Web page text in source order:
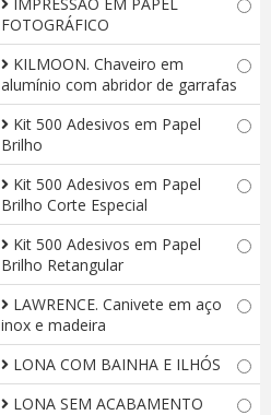
FOTOGRÁFICO
KILMOON. Chaveiro em
alumínio com abridor de garrafas
Kit 500 Adesivos em Papel
Brilho
Kit 500 Adesivos em Papel
Brilho Corte Especial
Kit 500 Adesivos em Papel
Brilho Retangular
LAWRENCE. Canivete em aço
inox e madeira
LONA COM BAINHA E ILHÓS
LONA SEM ACABAMENTO